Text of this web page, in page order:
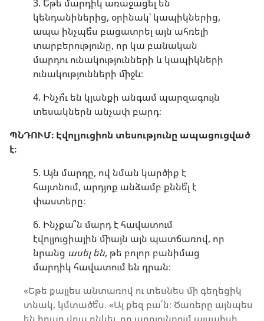
3. Եթե մարդիկ առաջացել են
կենդանիներից, օրինակ՝ կապիկներից,
ապա ինչպե՞ս բացատրել այն ահռելի
տարբերությունը, որ կա բանական
մարդու ունակությունների և կապիկների
ունակությունների միջև։
4. Ինչո՞ւ են կյանքի անգամ պարզագույն
տեսակներն անչափ բարդ։
ՊՆԴՈՒՄ։ Էվոլյուցիոն տեսությունը ապացուցված
է։
5. Այն մարդը, ով նման կարծիք է
հայտնում, արդյոք անձամբ քննե՞լ է
փաստերը։
6. Ինչքա՞ն մարդ է հավատում
էվոլյուցիային միայն այն պատճառով, որ
նրանց ասել են, թե բոլոր բանիմաց
մարդիկ հավատում են դրան։
«Եթե քայլես անտառով ու տեսնես մի գեղեցիկ
տնակ, կմտածե՞ս. «Այ քեզ բա՜ն։ Ծառերը այնպես